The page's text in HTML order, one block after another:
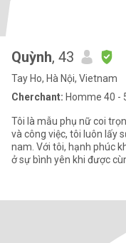
Quỳnh, 43
Tay Ho, Hà Nội, Vietnam
Cherchant: Homme 40 -
Tôi là mẫu phụ nữ coi
và công việc, tôi luôn lấy
nam. Với tôi, hạnh phúc
ở sự bình yên khi được